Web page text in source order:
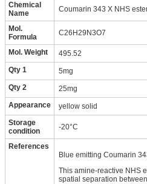
Chemical
Name
Coumarin 343 X NHS
Mol.
Formula
C26H29N3O7
Mol. Weight
495.52
Qty 1
5mg
Qty 2
25mg
Appearance
yellow solid
Storage
condition
-20°C
References
Blue emitting Coumarin
This amine-reactive NHS
spatial separation